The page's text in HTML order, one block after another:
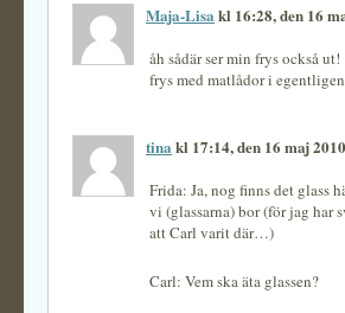
Maja-Lisa kl 16:28, den 16
åh sådär ser min frys också
frys med matlådor i
tina kl 17:14, den 16 maj 2010
Frida: Ja, nog finns det glass
vi (glassarna) bor (för jag har
att Carl varit där…)
Carl: Vem ska äta glassen?